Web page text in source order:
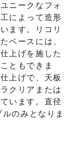
ニークなフォ
によって造形
ます。リコリ
ベースには、
上げを施した
ともできま
上げで、天板
クリアまたは
います。直径
のみとなりま